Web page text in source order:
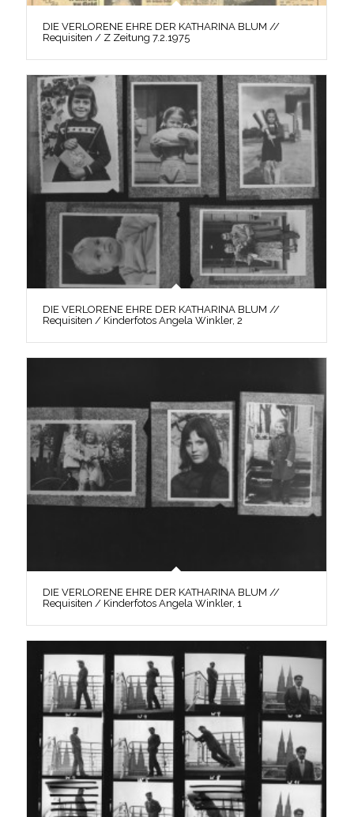
DIE VERLORENE EHRE DER KATHARINA BLUM //
Requisiten / Z Zeitung 7.2.1975
DIE VERLORENE EHRE DER KATHARINA BLUM //
Requisiten / Kinderfotos Angela Winkler, 2
DIE VERLORENE EHRE DER KATHARINA BLUM //
Requisiten / Kinderfotos Angela Winkler, 1